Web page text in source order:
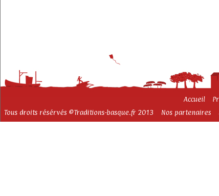
Accueil
Tous droits résérvés ©Traditions-basque.fr 2013
Nos partenaires